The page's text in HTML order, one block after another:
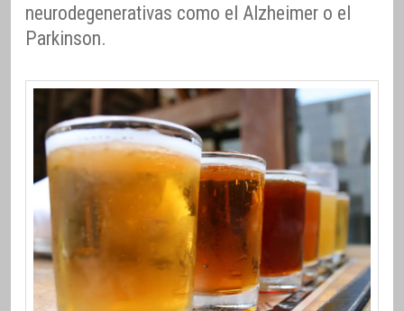
neurodegenerativas como el Alzheimer o el
Parkinson.